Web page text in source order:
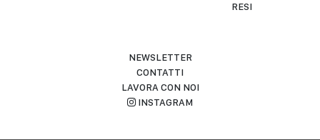
RESI
NEWSLETTER
CONTATTI
LAVORA CON NOI
INSTAGRAM